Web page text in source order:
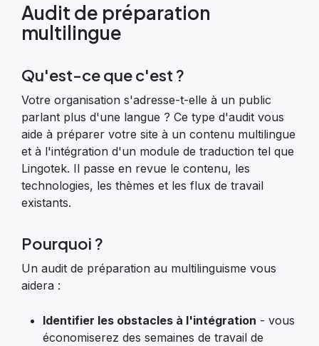
Audit de préparation
multilingue
Qu'est-ce que c'est ?
Votre organisation s'adresse-t-elle à un public
parlant plus d'une langue ? Ce type d'audit vous
aide à préparer votre site à un contenu multilingue
et à l'intégration d'un module de traduction tel que
Lingotek. Il passe en revue le contenu, les
technologies, les thèmes et les flux de travail
existants.
Pourquoi ?
Un audit de préparation au multilinguisme vous
aidera :
Identifier les obstacles à l'intégration - vous
économiserez des semaines de travail de